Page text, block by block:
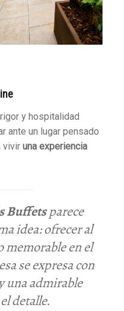
y hospitalidad
ante un lugar pensado
vivir una experiencia
Buffetsparece
idea: ofrecer al
en el
se expresa con
una admirable
detalle.